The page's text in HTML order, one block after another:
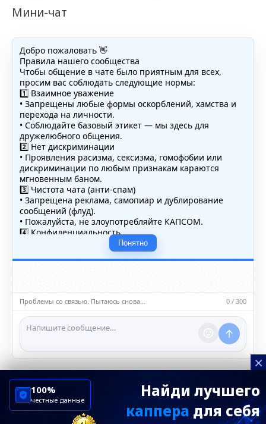
Мини-чат
Добро пожаловать 👋
Правила нашего сообщества
Чтобы общение в чате было приятным для всех,
просим вас соблюдать следующие нормы:
1️⃣ Взаимное уважение
• Запрещены любые формы оскорблений, хамства и
перехода на личности.
• Соблюдайте базовый этикет — мы здесь для
дружелюбного общения.
2️⃣ Нет дискриминации
• Проявления расизма, сексизма, гомофобии или
дискриминации по любым признакам караются
мгновенным баном.
3️⃣ Чистота чата (анти-спам)
• Запрещена реклама, самопиар и дублирование
сообщений (флуд).
• Пожалуйста, не злоупотребляйте КАПСОМ.
4️⃣ Конфиденциальность
• Не публикуйте личные данные — свои или чужие
(телефоны, адреса, документы).
5️⃣ Уместность контента
насилию.
ℹ️ Модераторы и администраторы вправе удалять
сообщения и ограничивать доступ к чату при
нарушении правил.
Понятно
Проблемы со связью. Пытаюсь снова… 0 / 300
×
Найди лучшего
каппера для себя
100%
честные данные